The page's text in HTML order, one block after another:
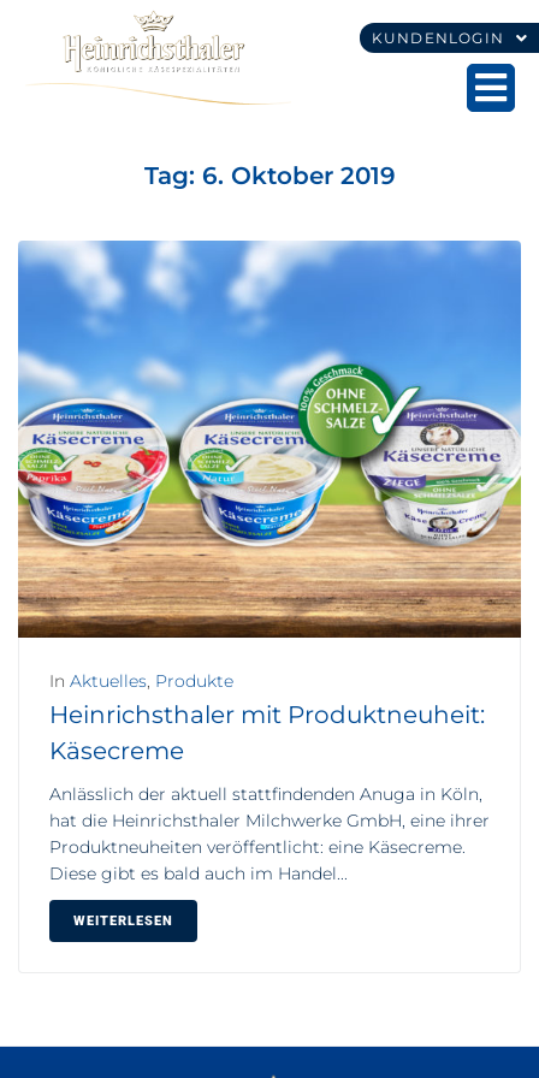
KUNDENLOGIN
Tag: 6. Oktober 2019
In Aktuelles, Produkte
Heinrichsthaler mit Produktneuheit:
Käsecreme
Anlässlich der aktuell stattfindenden Anuga in Köln,
hat die Heinrichsthaler Milchwerke GmbH, eine ihrer
Produktneuheiten veröffentlicht: eine Käsecreme.
Diese gibt es bald auch im Handel...
WEITERLESEN